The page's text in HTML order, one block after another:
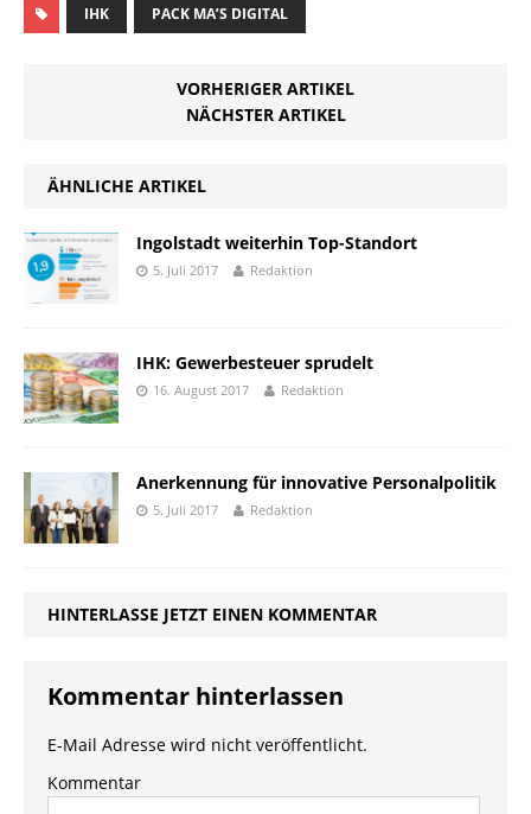
IHK PACK MA’S DIGITAL
VORHERIGER ARTIKEL
NÄCHSTER ARTIKEL
ÄHNLICHE ARTIKEL
Ingolstadt weiterhin Top-Standort
5. Juli 2017 Redaktion
IHK: Gewerbesteuer sprudelt
16. August 2017 Redaktion
Anerkennung für innovative Personalpolitik
5. Juli 2017 Redaktion
HINTERLASSE JETZT EINEN KOMMENTAR
Kommentar hinterlassen
E-Mail Adresse wird nicht veröffentlicht.
Kommentar